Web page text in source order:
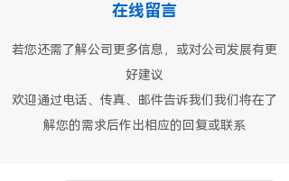
在线留言
若您还需了解公司更多信息，或对公司发展有更
好建议
欢迎通过电话、传真、邮件告诉我们我们将在了
解您的需求后作出相应的回复或联系